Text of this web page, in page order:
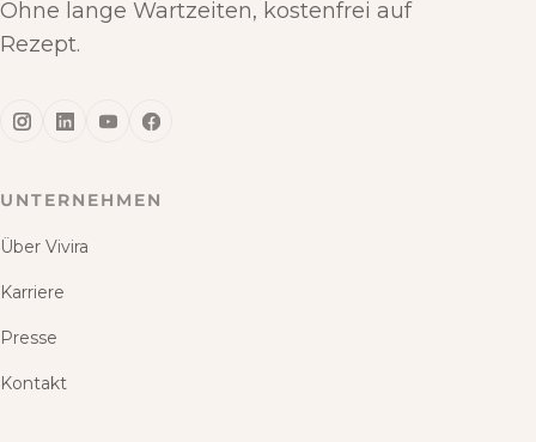
Ohne lange Wartzeiten, kostenfrei auf
Rezept.
UNTERNEHMEN
Über Vivira
Karriere
Presse
Kontakt